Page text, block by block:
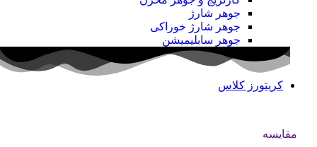
جوهر شارژ
جوهر شارژ خوراکی
جوهر سابلیمیشن
کریتورز کلاس
مقایسه